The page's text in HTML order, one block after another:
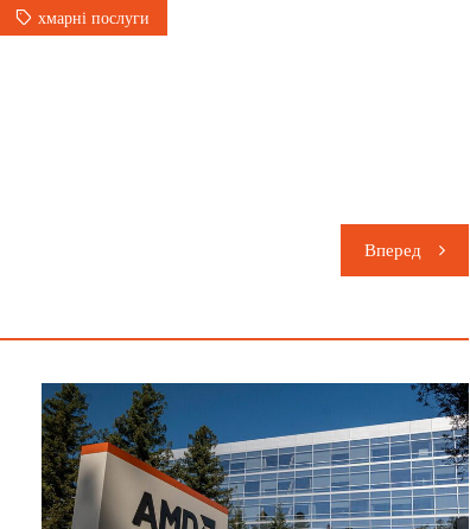
хмарні послуги
Вперед